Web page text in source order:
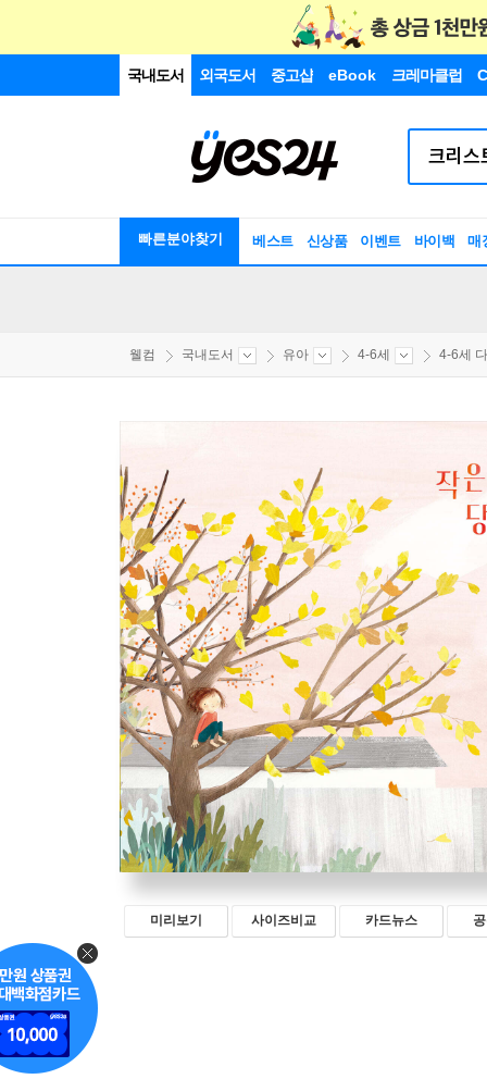
국내도서 외국도서 중고샵 eBook 크레마클럽
빠른분야찾기 베스트 신상품 이벤트 바이백 매
웰컴 국내도서 유아 4-6세 4-6세
미리보기 사이즈비교 카드뉴스